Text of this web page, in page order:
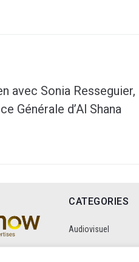
avec Sonia Resseguier,
Générale d’Al Shana
CATEGORIES
Audiovisuel